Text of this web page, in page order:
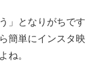
」となりがちです
簡単にインスタ映
ね。